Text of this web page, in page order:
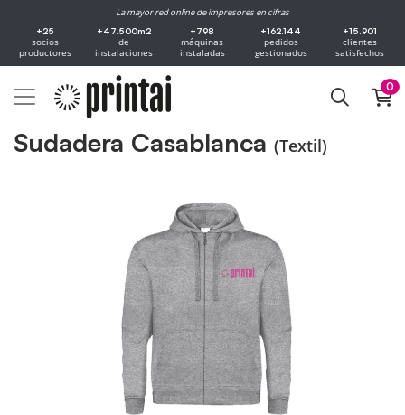
La mayor red online de impresores en cifras
+25
socios
productores
+47.500m2
de
instalaciones
+798
máquinas
instaladas
+162.144
pedidos
gestionados
+15.901
clientes
satisfechos
0
Sudadera Casablanca (Textil)